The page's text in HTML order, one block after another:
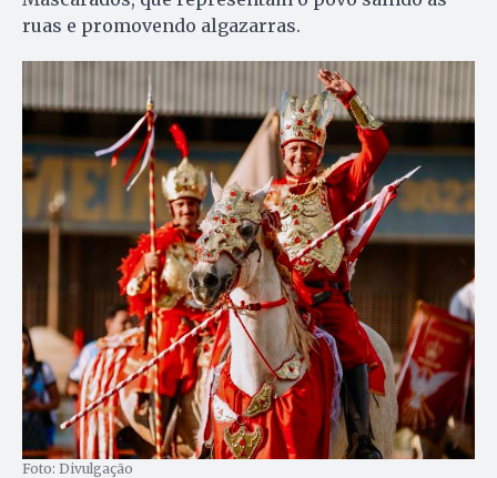
ruas e promovendo algazarras.
Foto: Divulgação